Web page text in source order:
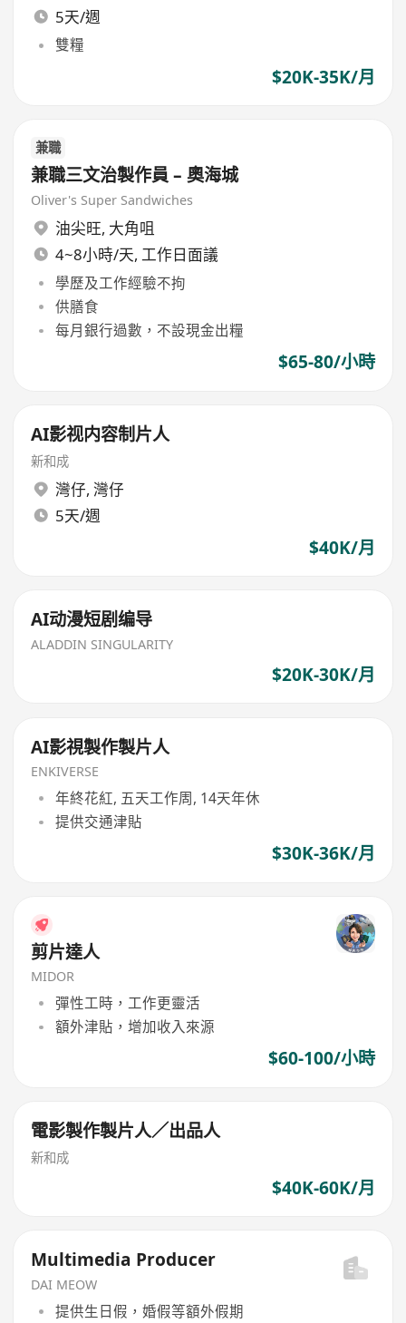
5天/週
雙糧
$20K-35K/月
兼職
兼職三文治製作員 – 奧海城
Oliver's Super Sandwiches
油尖旺, 大角咀
4~8小時/天, 工作日面議
學歷及工作經驗不拘
供膳食
每月銀行過數，不設現金出糧
$65-80/小時
AI影视内容制片人
新和成
灣仔, 灣仔
5天/週
$40K/月
AI动漫短剧编导
ALADDIN SINGULARITY
$20K-30K/月
AI影視製作製片人
ENKIVERSE
年終花紅, 五天工作周, 14天年休
提供交通津貼
$30K-36K/月
剪片達人
MIDOR
彈性工時，工作更靈活
額外津貼，增加收入來源
$60-100/小時
電影製作製片人／出品人
新和成
$40K-60K/月
Multimedia Producer
DAI MEOW
提供生日假，婚假等額外假期